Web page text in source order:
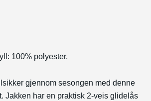
100% polyester.
gjennom sesongen med denne
Jakken har en praktisk 2-veis glidelås